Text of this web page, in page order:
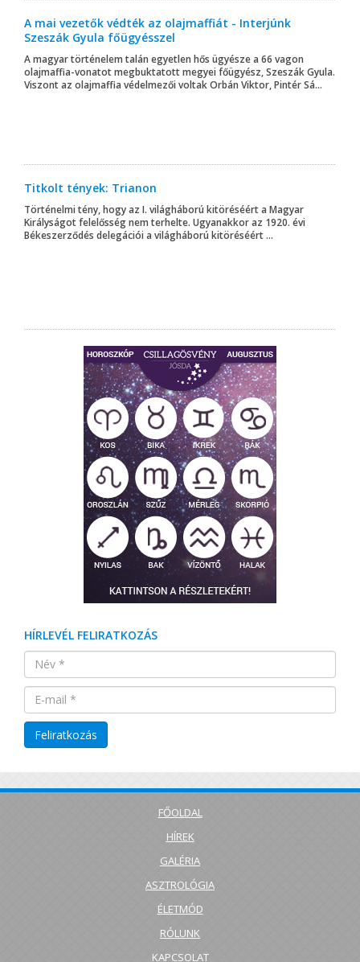
A mai vezetők védték az olajmaffiát - Interjúnk
Szeszák Gyula főügyésszel
A magyar történelem talán egyetlen hős ügyésze a 66 vagon
olajmaffia-vonatot megbuktatott megyei főügyész, Szeszák Gyula.
Viszont az olajmaffia védelmezői voltak Orbán Viktor, Pintér Sá...
Titkolt tények: Trianon
Történelmi tény, hogy az I. világháború kitöréséért a Magyar
Királyságot felelősség nem terhelte. Ugyanakkor az 1920. évi
Békeszerződés delegációi a világháború kitöréséért ...
HÍRLEVÉL FELIRATKOZÁS
FŐOLDAL
HÍREK
GALÉRIA
ASZTROLÓGIA
ÉLETMÓD
RÓLUNK
KAPCSOLAT